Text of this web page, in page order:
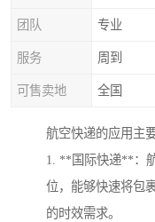
团队 专业
服务 周到
可售卖地 全国
航空快递的应用主
1. **国际快递**：
位，能够快速将包
的时效需求。